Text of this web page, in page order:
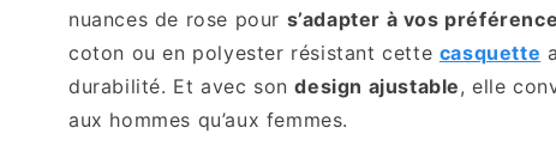
nuances de rose pour s’adapter à vos
coton ou en polyester résistant cette casquette
durabilité. Et avec sondesign ajustable, elle
aux hommes qu’aux femmes.